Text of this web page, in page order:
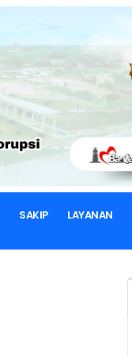
SAKIP LAYANAN